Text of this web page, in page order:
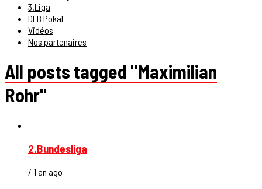
3.Liga
DFB Pokal
Vidéos
Nos partenaires
All posts tagged "Maximilian
Rohr"
2.Bundesliga
/ 1 an ago